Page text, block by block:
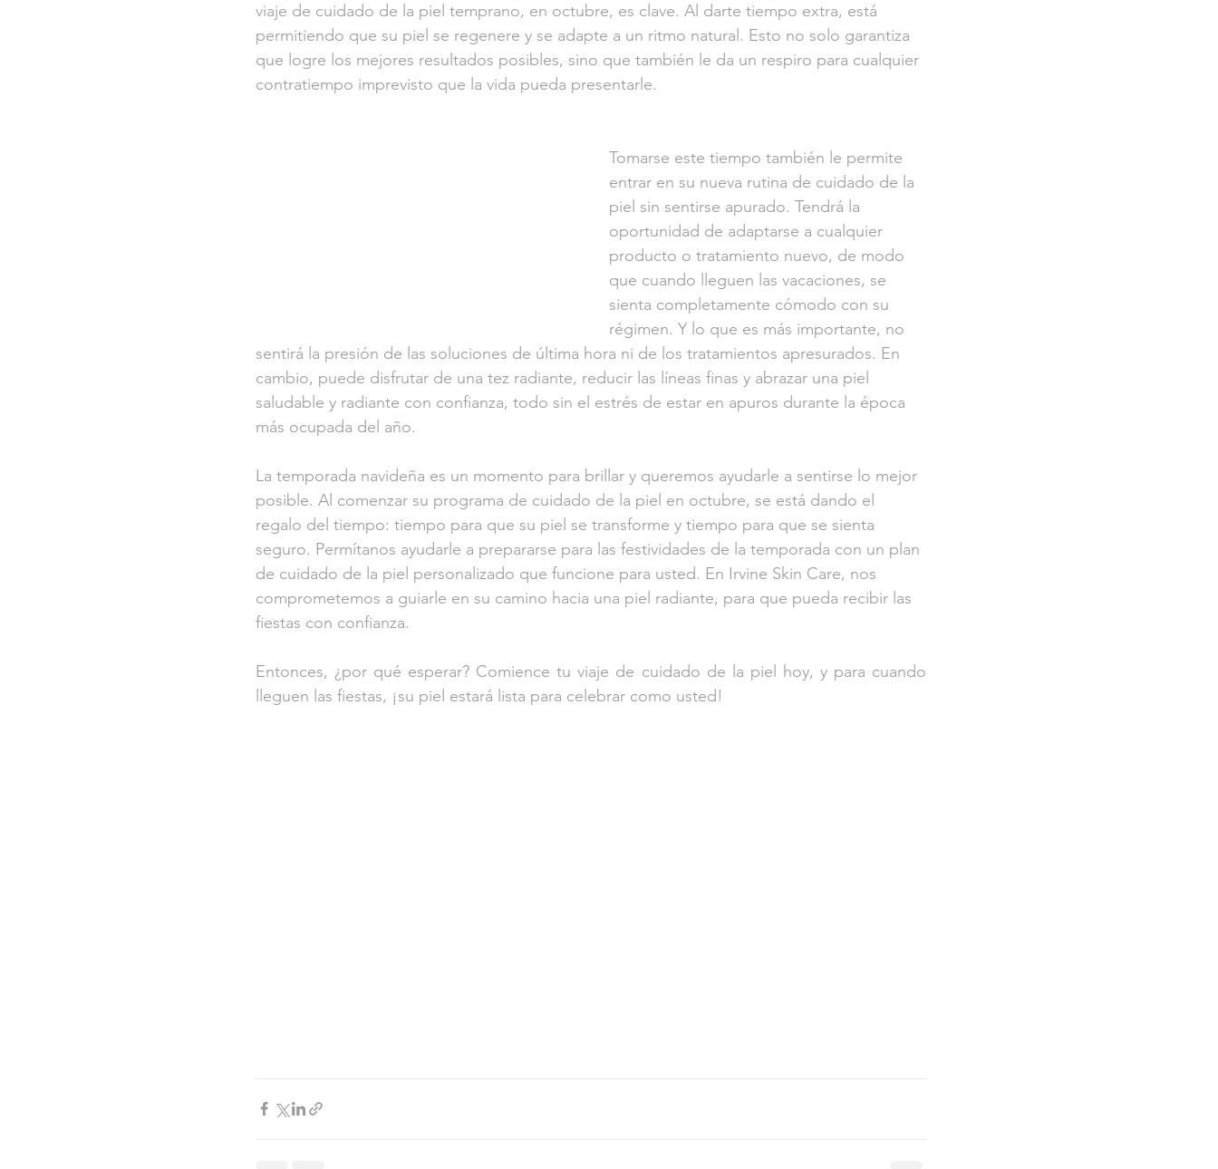
viaje de cuidado de la piel temprano, en octubre, es clave. Al darte tiempo extra, está
permitiendo que su piel se regenere y se adapte a un ritmo natural. Esto no solo garantiza
que logre los mejores resultados posibles, sino que también le da un respiro para cualquier
contratiempo imprevisto que la vida pueda presentarle.
Tomarse este tiempo también le permite
entrar en su nueva rutina de cuidado de la
piel sin sentirse apurado. Tendrá la
oportunidad de adaptarse a cualquier
producto o tratamiento nuevo, de modo
que cuando lleguen las vacaciones, se
sienta completamente cómodo con su
régimen. Y lo que es más importante, no
sentirá la presión de las soluciones de última hora ni de los tratamientos apresurados. En
cambio, puede disfrutar de una tez radiante, reducir las líneas finas y abrazar una piel
saludable y radiante con confianza, todo sin el estrés de estar en apuros durante la época
más ocupada del año.
La temporada navideña es un momento para brillar y queremos ayudarle a sentirse lo mejor
posible. Al comenzar su programa de cuidado de la piel en octubre, se está dando el
regalo del tiempo: tiempo para que su piel se transforme y tiempo para que se sienta
seguro. Permítanos ayudarle a prepararse para las festividades de la temporada con un plan
de cuidado de la piel personalizado que funcione para usted. En Irvine Skin Care, nos
comprometemos a guiarle en su camino hacia una piel radiante, para que pueda recibir las
fiestas con confianza.
Entonces, ¿por qué esperar? Comience tu viaje de cuidado de la piel hoy, y para cuando
lleguen las fiestas, ¡su piel estará lista para celebrar como usted!